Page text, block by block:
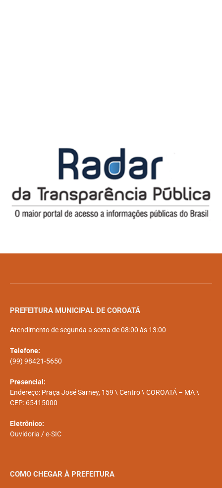
PREFEITURA MUNICIPAL DE COROATÁ
Atendimento de segunda a sexta de 08:00 às 13:00
Telefone:
(99) 98421-5650
Presencial:
Endereço: Praça José Sarney, 159 \ Centro \ COROATÁ – MA \
CEP: 65415000
Eletrônico:
Ouvidoria /e-SIC
COMO CHEGAR À PREFEITURA